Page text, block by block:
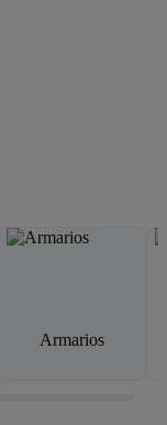
Armarios